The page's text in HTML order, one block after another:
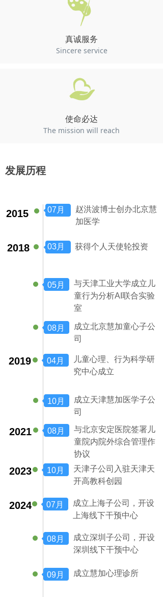
真诚服务
Sincere service
使命必达
The mission will reach
发展历程
10月
成立天津慧加医学子公
司
08月
与北京安定医院签署儿
童院内院外综合管理作
协议
07月
赵洪波博士创办北京慧
加医学
2018 03月 获得个人天使轮投资
05月
与天津工业大学成立儿
童行为分析AI联合实验
室
2015
08月
成立北京慧加童心子公
司
04月
儿童心理、行为科学研
究中心成立
10月
天津子公司入驻天津天
开高教科创园
07月
成立上海子公司，开设
上海线下干预中心
08月
成立深圳子公司，开设
深圳线下干预中心
09月 成立慧加心理诊所
2019
2021
2023
2024